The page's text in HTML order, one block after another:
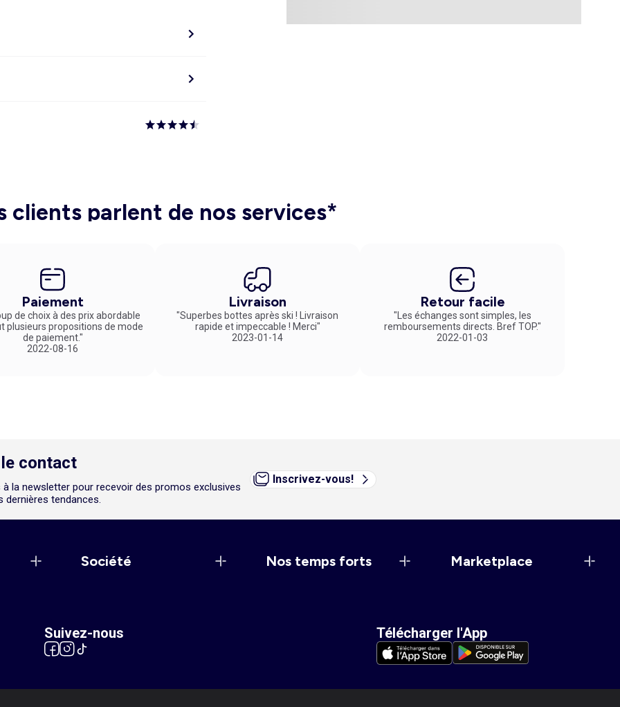
clients parlent de nos services*
Paiement
de choix à des prix abordable
plusieurs propositions de mode
de paiement."
2022-08-16
Livraison
"Superbes bottes après ski ! Livraison
rapide et impeccable ! Merci"
2023-01-14
Retour facile
"Les échanges sont simples, les
remboursements directs. Bref TOP."
2022-01-03
contact
la newsletter pour recevoir des promos exclusives
dernières tendances.
Inscrivez-vous!
Société Nos temps forts Marketplace
Suivez-nous Télécharger l'App